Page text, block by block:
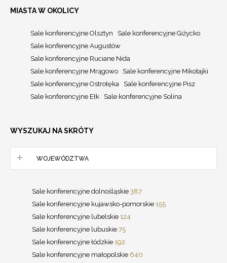
MIASTA W OKOLICY
Sale konferencyjne Olsztyn
Sale konferencyjne Giżycko
Sale konferencyjne Augustów
Sale konferencyjne Ruciane Nida
Sale konferencyjne Mrągowo
Sale konferencyjne Mikołajki
Sale konferencyjne Ostrołęka
Sale konferencyjne Pisz
Sale konferencyjne Ełk
Sale konferencyjne Solina
WYSZUKAJ NA SKRÓTY
WOJEWÓDZTWA
Sale konferencyjne dolnośląskie 387
Sale konferencyjne kujawsko-pomorskie 155
Sale konferencyjne lubelskie 124
Sale konferencyjne lubuskie 75
Sale konferencyjne łódzkie 192
Sale konferencyjne małopolskie 640